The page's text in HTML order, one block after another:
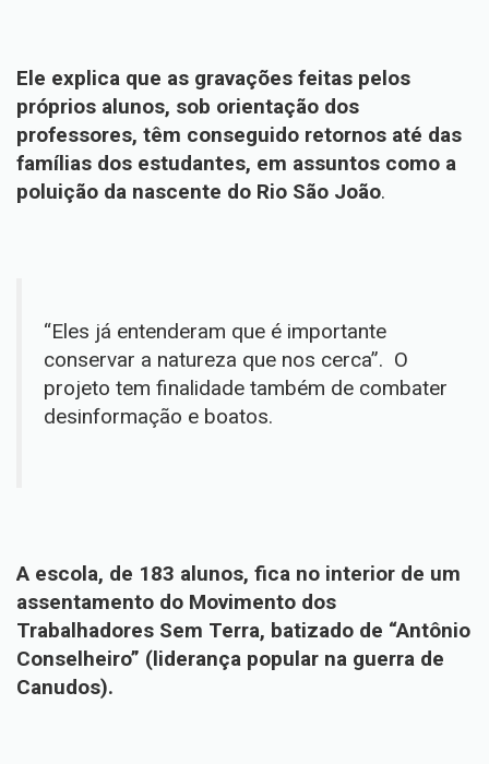
Ele explica que as gravações feitas pelos
próprios alunos, sob orientação dos
professores, têm conseguido retornos até das
famílias dos estudantes, em assuntos como a
poluição da nascente do Rio São João.
“Eles já entenderam que é importante
conservar a natureza que nos cerca”. O
projeto tem finalidade também de combater
desinformação e boatos.
A escola, de 183 alunos, fica no interior de um
assentamento do Movimento dos
Trabalhadores Sem Terra, batizado de “Antônio
Conselheiro” (liderança popular na guerra de
Canudos).